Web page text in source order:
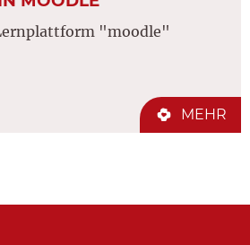
"moodle"
MEHR